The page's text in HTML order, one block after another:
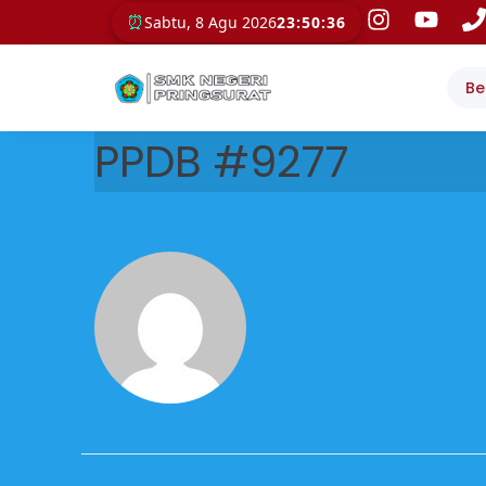
⏰Sabtu, 8 Agu 202623:50:36
PPDB #9277